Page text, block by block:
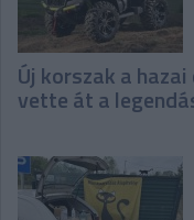
Új korszak a
vette át a